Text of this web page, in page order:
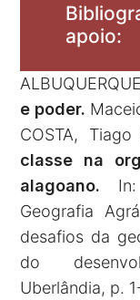
apoio:
e poder.
COSTA, Tiago
classe na
alagoano.
Geografia
desafios da
do
Uberlândia, p.